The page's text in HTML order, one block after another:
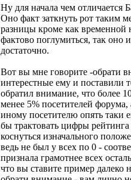
Ну для начала чем отличается
Оно факт заткнуть рот таким
разницы кроме как временной
фактово поглумиться, так оно
достаточно.
Вот вы мне говорите -обрати
интерестные ему и поставили
обратил внимание, что более
менее 5% посетителей
иному посетителю опять таки
бы трактовать цифры
коснуться изначального
ведь не был у всех по 0 -
признала грамотнее всех
что вы ставите пример далеко